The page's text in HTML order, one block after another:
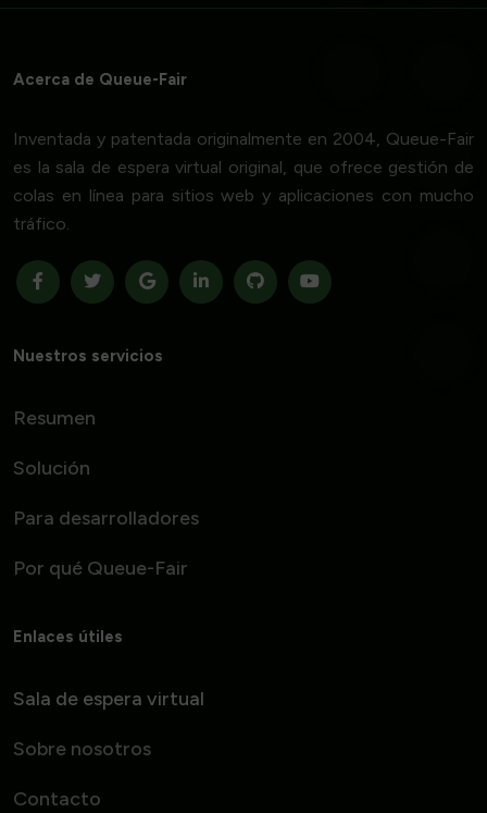
Acerca de Queue-Fair
Inventada y patentada originalmente en 2004, Queue-Fair
es la sala de espera virtual original, que ofrece gestión de
colas en línea para sitios web y aplicaciones con mucho
tráfico.
Nuestros servicios
Resumen
Solución
Para desarrolladores
Por qué Queue-Fair
Enlaces útiles
Sala de espera virtual
Sobre nosotros
Contacto